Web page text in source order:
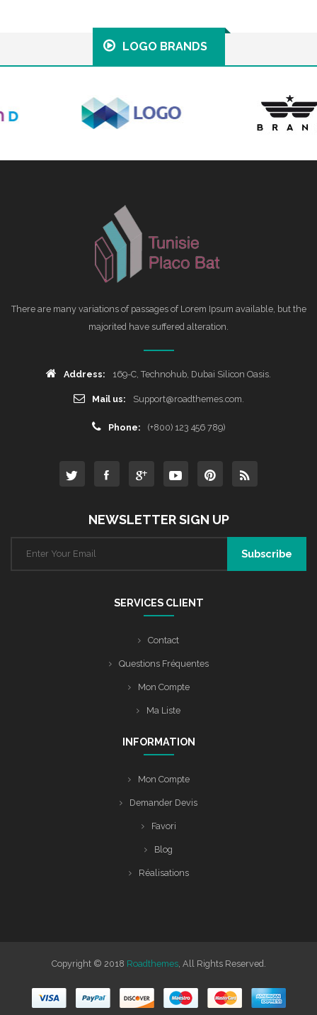
LOGO BRANDS
There are many variations of passages of Lorem Ipsum available, but the
majorited have suffered alteration.
Address: 169-C, Technohub, Dubai Silicon Oasis.
Mail us: Support@roadthemes.com.
Phone: (+800) 123 456 789)
NEWSLETTER SIGN UP
SERVICES CLIENT
Contact
Questions Fréquentes
Mon Compte
Ma Liste
INFORMATION
Mon Compte
Demander Devis
Favori
Blog
Réalisations
Copyright © 2018 Roadthemes, All Rights Reserved.